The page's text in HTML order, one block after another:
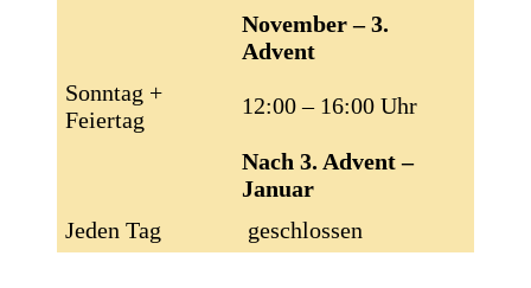
November – 3.
Advent
Sonntag +
Feiertag
12:00 – 16:00 Uhr
Nach 3. Advent –
Januar
Jeden Tag
geschlossen